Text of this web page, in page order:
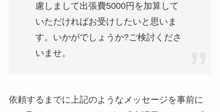
慮しまして出張費5000円を加算して
いただければお受けしたいと思いま
す。いかがでしょうか?ご検討くださ
いませ。
依頼するまでに上記のようなメッセージを事前に